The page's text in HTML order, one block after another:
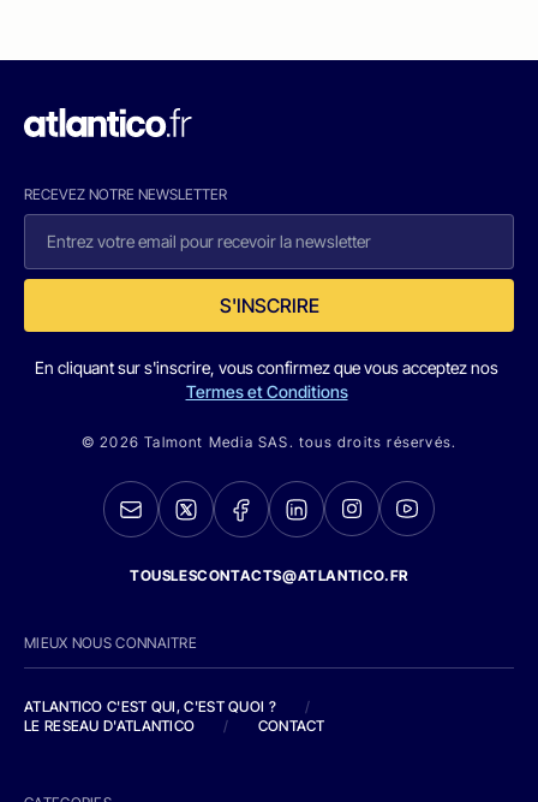
RECEVEZ NOTRE NEWSLETTER
S'INSCRIRE
En cliquant sur s'inscrire, vous confirmez que vous acceptez nos
Termes et Conditions
© 2026 Talmont Media SAS. tous droits réservés.
TOUSLESCONTACTS@ATLANTICO.FR
MIEUX NOUS CONNAITRE
ATLANTICO C'EST QUI, C'EST QUOI ?
/
LE RESEAU D'ATLANTICO
/ CONTACT